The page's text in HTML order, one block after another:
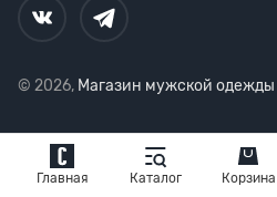
Главная Каталог Корзина
© 2026, Магазин мужской